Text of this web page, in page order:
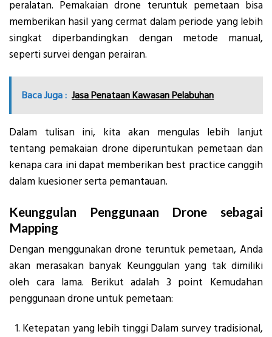
peralatan. Pemakaian drone teruntuk pemetaan bisa
memberikan hasil yang cermat dalam periode yang lebih
singkat diperbandingkan dengan metode manual,
seperti survei dengan perairan.
Baca Juga : Jasa Penataan Kawasan Pelabuhan
Dalam tulisan ini, kita akan mengulas lebih lanjut
tentang pemakaian drone diperuntukan pemetaan dan
kenapa cara ini dapat memberikan best practice canggih
dalam kuesioner serta pemantauan.
Keunggulan Penggunaan Drone sebagai
Mapping
Dengan menggunakan drone teruntuk pemetaan, Anda
akan merasakan banyak Keunggulan yang tak dimiliki
oleh cara lama. Berikut adalah 3 point Kemudahan
penggunaan drone untuk pemetaan:
Ketepatan yang lebih tinggi Dalam survey tradisional,